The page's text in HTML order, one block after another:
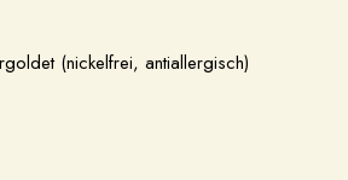
(nickelfrei, antiallergisch)